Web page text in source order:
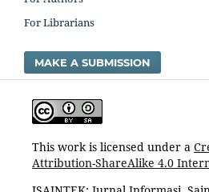
For Librarians
MAKE A SUBMISSION
This work is licensed under a
Attribution-ShareAlike 4.0